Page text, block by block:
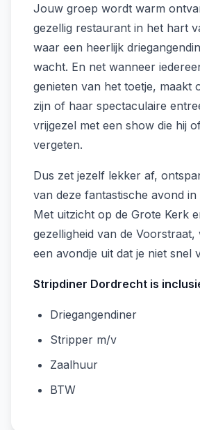
Jouw groep wordt warm
gezellig restaurant in het hart
waar een heerlijk
wacht. En net wanneer
genieten van het toetje, maakt
zijn of haar spectaculaire
vrijgezel met een show die hij
vergeten.
Dus zet jezelf lekker af,
van deze fantastische avond
Met uitzicht op de Grote Kerk
gezelligheid van de
een avondje uit dat je niet snel
Stripdiner Dordrecht is
Driegangendiner
Stripper m/v
Zaalhuur
BTW